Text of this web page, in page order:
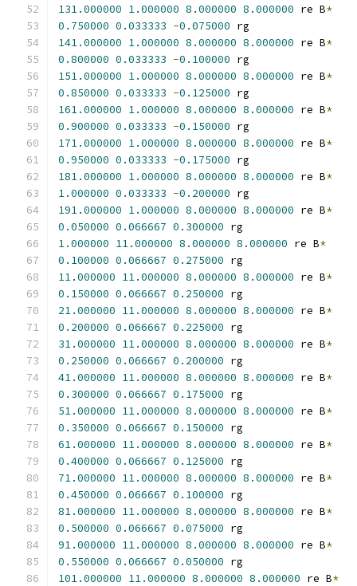
131.000000 1.000000 8.000000 8.000000 re B*
0.750000 0.033333 -0.075000 rg
141.000000 1.000000 8.000000 8.000000 re B*
0.800000 0.033333 -0.100000 rg
151.000000 1.000000 8.000000 8.000000 re B*
0.850000 0.033333 -0.125000 rg
161.000000 1.000000 8.000000 8.000000 re B*
0.900000 0.033333 -0.150000 rg
171.000000 1.000000 8.000000 8.000000 re B*
0.950000 0.033333 -0.175000 rg
181.000000 1.000000 8.000000 8.000000 re B*
1.000000 0.033333 -0.200000 rg
191.000000 1.000000 8.000000 8.000000 re B*
0.050000 0.066667 0.300000 rg
1.000000 11.000000 8.000000 8.000000 re B*
0.100000 0.066667 0.275000 rg
11.000000 11.000000 8.000000 8.000000 re B*
0.150000 0.066667 0.250000 rg
21.000000 11.000000 8.000000 8.000000 re B*
0.200000 0.066667 0.225000 rg
31.000000 11.000000 8.000000 8.000000 re B*
0.250000 0.066667 0.200000 rg
41.000000 11.000000 8.000000 8.000000 re B*
0.300000 0.066667 0.175000 rg
51.000000 11.000000 8.000000 8.000000 re B*
0.350000 0.066667 0.150000 rg
61.000000 11.000000 8.000000 8.000000 re B*
0.400000 0.066667 0.125000 rg
71.000000 11.000000 8.000000 8.000000 re B*
0.450000 0.066667 0.100000 rg
81.000000 11.000000 8.000000 8.000000 re B*
0.500000 0.066667 0.075000 rg
91.000000 11.000000 8.000000 8.000000 re B*
0.550000 0.066667 0.050000 rg
101.000000 11.000000 8.000000 8.000000 re B*